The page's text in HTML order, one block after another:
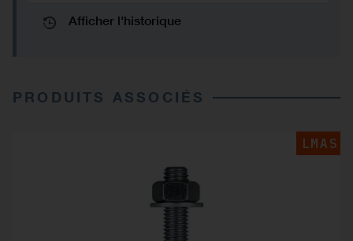
Afficher l'historique
PRODUITS ASSOCIÉS
LMAS